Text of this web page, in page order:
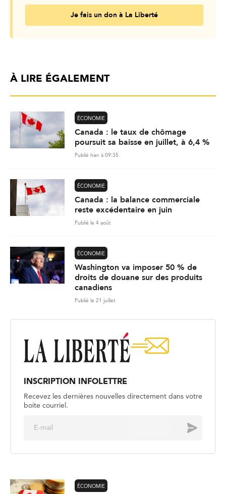
Je fais un don à La Liberté
À LIRE ÉGALEMENT
ÉCONOMIE
Canada : le taux de chômage
poursuit sa baisse en juillet, à 6,4 %
Publié hier à 09:35
ÉCONOMIE
Canada : la balance commerciale
reste excédentaire en juin
Publié le 4 août
ÉCONOMIE
Washington va imposer 50 % de
droits de douane sur des produits
canadiens
Publié le 21 juillet
INSCRIPTION INFOLETTRE
Recevez les dernières nouvelles directement dans votre
boite courriel.
Envoyer
ÉCONOMIE